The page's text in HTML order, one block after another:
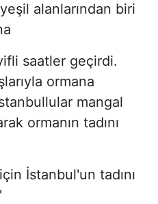
alanlarından biri
saatler geçirdi.
ormana
mangal
ormanın tadını
İstanbul'un tadını